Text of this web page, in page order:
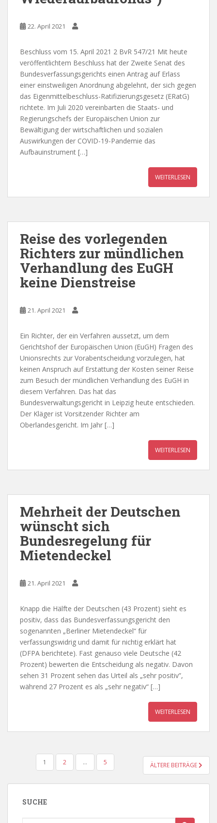
22. April 2021
Beschluss vom 15. April 2021 2 BvR 547/21 Mit heute
veröffentlichtem Beschluss hat der Zweite Senat des
Bundesverfassungsgerichts einen Antrag auf Erlass
einer einstweiligen Anordnung abgelehnt, der sich gegen
das Eigenmittelbeschluss-Ratifizierungsgesetz (ERatG)
richtete. Im Juli 2020 vereinbarten die Staats- und
Regierungschefs der Europäischen Union zur
Bewältigung der wirtschaftlichen und sozialen
Auswirkungen der COVID-19-Pandemie das
Aufbauinstrument […]
WEITERLESEN
Reise des vorlegenden
Richters zur mündlichen
Verhandlung des EuGH
keine Dienstreise
21. April 2021
Ein Richter, der ein Verfahren aussetzt, um dem
Gerichtshof der Europäischen Union (EuGH) Fragen des
Unionsrechts zur Vorabentscheidung vorzulegen, hat
keinen Anspruch auf Erstattung der Kosten seiner Reise
zum Besuch der mündlichen Verhandlung des EuGH in
diesem Verfahren. Das hat das
Bundesverwaltungsgericht in Leipzig heute entschieden.
Der Kläger ist Vorsitzender Richter am
Oberlandesgericht. Im Jahr […]
WEITERLESEN
Mehrheit der Deutschen
wünscht sich
Bundesregelung für
Mietendeckel
21. April 2021
Knapp die Hälfte der Deutschen (43 Prozent) sieht es
positiv, dass das Bundesverfassungsgericht den
sogenannten „Berliner Mietendeckel“ für
verfassungswidrig und damit für nichtig erklärt hat
(DFPA berichtete). Fast genauso viele Deutsche (42
Prozent) bewerten die Entscheidung als negativ. Davon
sehen 31 Prozent sehen das Urteil als „sehr positiv”,
während 27 Prozent es als „sehr negativ“ […]
WEITERLESEN
BEITRAGSNAVIGATION
1 2 … 5 ÄLTERE BEITRÄGE
SUCHE